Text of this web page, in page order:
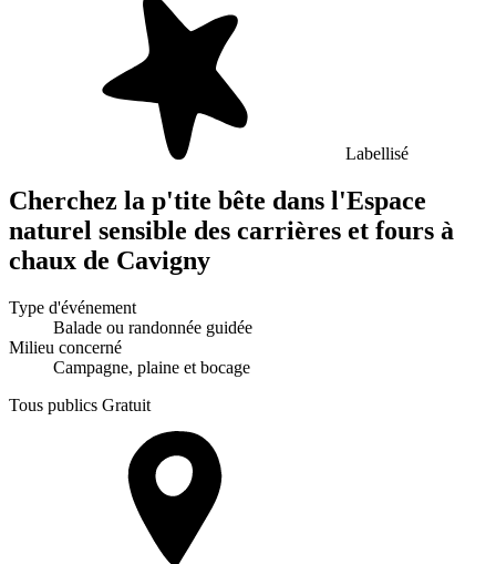
Labellisé
Cherchez la p'tite bête dans l'Espace
naturel sensible des carrières et fours à
chaux de Cavigny
Type d'événement
Balade ou randonnée guidée
Milieu concerné
Campagne, plaine et bocage
Tous publics Gratuit